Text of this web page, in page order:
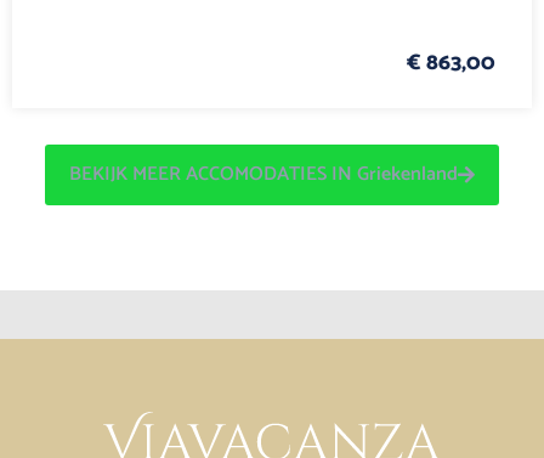
€ 863,00
BEKIJK MEER ACCOMODATIES IN Griekenland